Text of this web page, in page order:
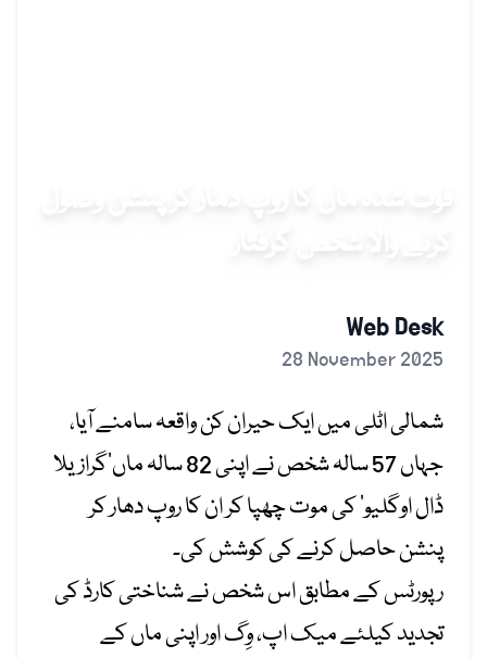
Web Desk
28 November 2025
شمالی اٹلی میں ایک حیران کن واقعہ سامنے آیا،
جہاں 57 سالہ شخص نے اپنی 82 سالہ ماں’گرازیلا
ڈال اوگلیو‘ کی موت چھپا کر ان کا روپ دھار کر
پنشن حاصل کرنے کی کوشش کی۔
رپورٹس کے مطابق اس شخص نے شناختی کارڈ کی
تجدید کیلئے میک اپ، وِگ اور اپنی ماں کے